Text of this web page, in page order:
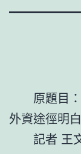
原題目：
外資途徑明白
記者 王